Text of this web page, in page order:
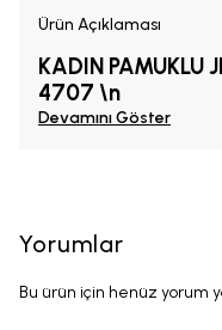
Ürün Açıklaması
KADIN PAMUKLU
4707 \n
Devamını Göster
Yorumlar
Bu ürün için henüz yorum